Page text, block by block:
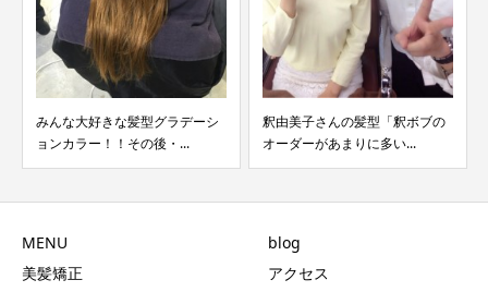
みんな大好きな髪型グラデーシ
ョンカラー！！その後・...
釈由美子さんの髪型「釈ボブの
オーダーがあまりに多い...
MENU
美髪矯正
blog
アクセス